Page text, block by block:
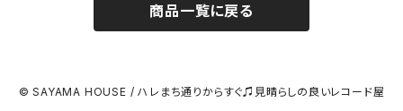
商品一覧に戻る
© SAYAMA HOUSE / ハレまち通りからすぐ♫見晴らしの良いレコード屋